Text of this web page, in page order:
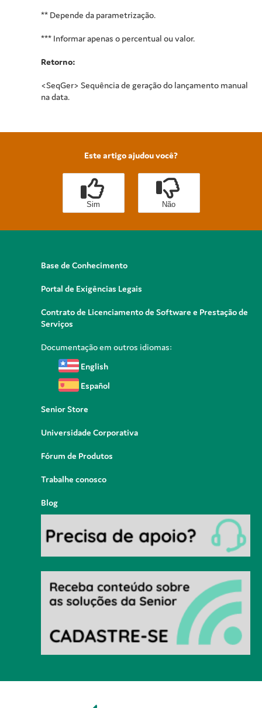
** Depende da parametrização.
*** Informar apenas o percentual ou valor.
Retorno:
<SeqGer> Sequência de geração do lançamento manual
na data.
Este artigo ajudou você?
Sim Não
Base de Conhecimento
Portal de Exigências Legais
Contrato de Licenciamento de Software e Prestação de
Serviços
Documentação em outros idiomas:
English
Español
Senior Store
Universidade Corporativa
Fórum de Produtos
Trabalhe conosco
Blog